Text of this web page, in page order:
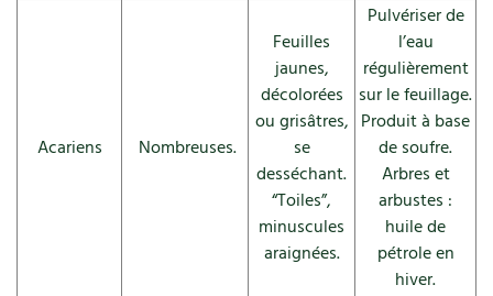
Acariens Nombreuses.
Feuilles
jaunes,
décolorées
ou grisâtres,
se
desséchant.
“Toiles”,
minuscules
araignées.
Pulvériser de
l’eau
régulièrement
sur le feuillage.
Produit à base
de soufre.
Arbres et
arbustes :
huile de
pétrole en
hiver.